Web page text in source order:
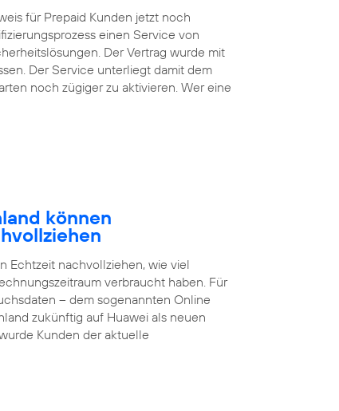
für Prepaid Kunden jetzt noch
einen Service von
Der Vertrag wurde mit
Der Service unterliegt damit dem
noch zügiger zu aktivieren. Wer eine
können
Echtzeit nachvollziehen, wie viel
verbraucht haben. Für
– dem sogenannten Online
zukünftig auf Huawei als neuen
Kunden der aktuelle